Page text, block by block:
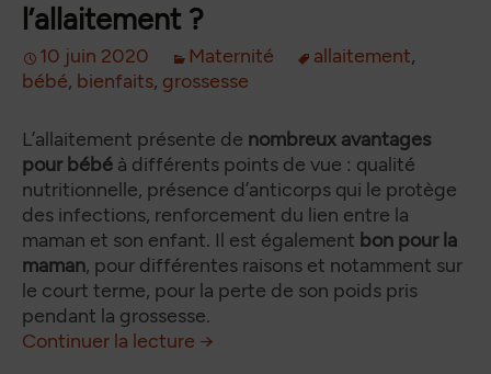
l’allaitement ?
10 juin 2020 Maternité allaitement,
bébé, bienfaits, grossesse
L’allaitement présente de nombreux avantages
pour bébé à différents points de vue : qualité
nutritionnelle, présence d’anticorps qui le protège
des infections, renforcement du lien entre la
maman et son enfant. Il est également bon pour la
maman, pour différentes raisons et notamment sur
le court terme, pour la perte de son poids pris
pendant la grossesse.
Continuer la lecture de
→